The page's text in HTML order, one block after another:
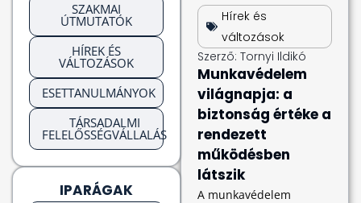
Hírek és
változások
Szerző: Tornyi Ildikó
Munkavédelem
világnapja: a
biztonság értéke a
rendezett
működésben
látszik
A munkavédelem
SZAKMAI
ÚTMUTATÓK
HÍREK ÉS
VÁLTOZÁSOK
ESETTANULMÁNYOK
TÁRSADALMI
FELELŐSSÉGVÁLLALÁS
IPARÁGAK